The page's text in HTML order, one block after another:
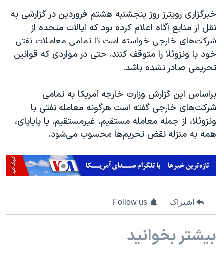
خبرگزاری رویترز روز پنجشنبه هشتم فروردین در گزارشی به
نقل از منابع آگاه اعلام کرده بود که ایالات متحده از
شرکت‌های خارجی خواسته است تا تمامی معاملات نفتی
خود با ونزوئلا را متوقف کنند، حتی در مواردی که قوانین
تحریمی صادر نشده باشد.
براساس این گزارش وزارت خارجه آمریکا به تمامی
شرکت‌های خارجی گفته است هرگونه معامله نفتی با
ونزوئلا، از جمله معامله مستقیم، غیرمستقیم، یا پایاپای،
همه به منزله نقض تحریم‌ها محسوب می‌شود.
اشتراک Follow us
بیشتر بخوانید